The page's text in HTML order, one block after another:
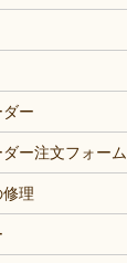
ー
ー注文フォーム
理